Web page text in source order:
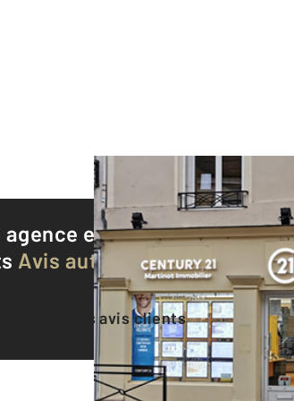
agence est notée8,6/10
Avis authentifiés par
Voir tous les avis clients